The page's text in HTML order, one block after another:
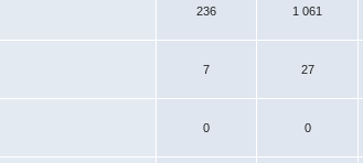
236 1 061
7 27
0 0